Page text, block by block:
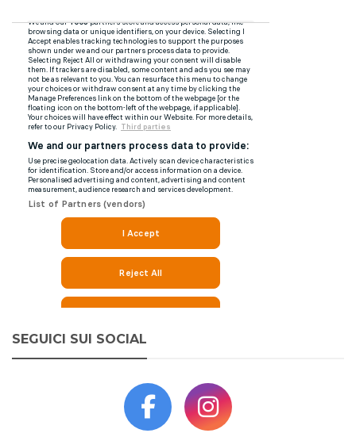
SEGUICI SUI SOCIAL